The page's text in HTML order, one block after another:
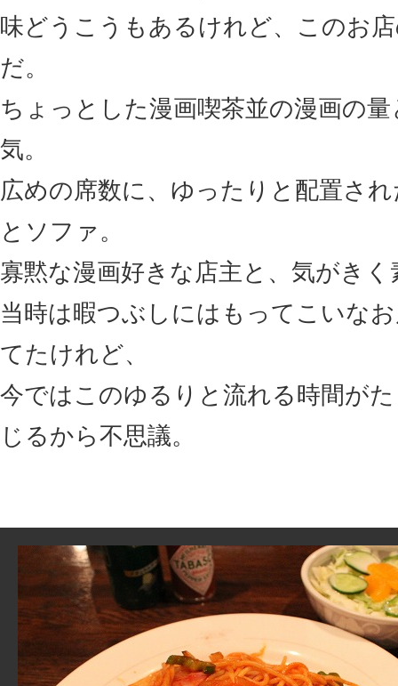
味どうこうもあるけれど、このお
だ。
ちょっとした漫画喫茶並の漫画の
気。
広めの席数に、ゆったりと配置さ
とソファ。
寡黙な漫画好きな店主と、気がき
当時は暇つぶしにはもってこいな
てたけれど、
今ではこのゆるりと流れる時間が
じるから不思議。